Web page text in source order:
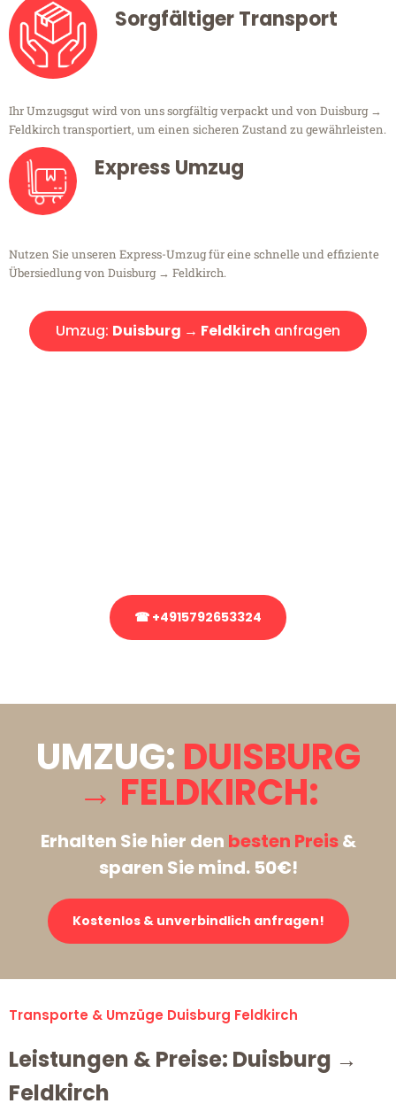
Sorgfältiger Transport
Ihr Umzugsgut wird von uns sorgfältig verpackt und von Duisburg →
Feldkirch transportiert, um einen sicheren Zustand zu gewährleisten.
Express Umzug
Nutzen Sie unseren Express-Umzug für eine schnelle und effiziente
Übersiedlung von Duisburg → Feldkirch.
Umzug: Duisburg → Feldkirch anfragen
☎ +4915792653324
UMZUG: DUISBURG
→ FELDKIRCH:
Erhalten Sie hier den besten Preis&
sparen Sie mind. 50€!
Kostenlos & unverbindlich anfragen!
Transporte & Umzüge Duisburg Feldkirch
Leistungen & Preise: Duisburg →
Feldkirch